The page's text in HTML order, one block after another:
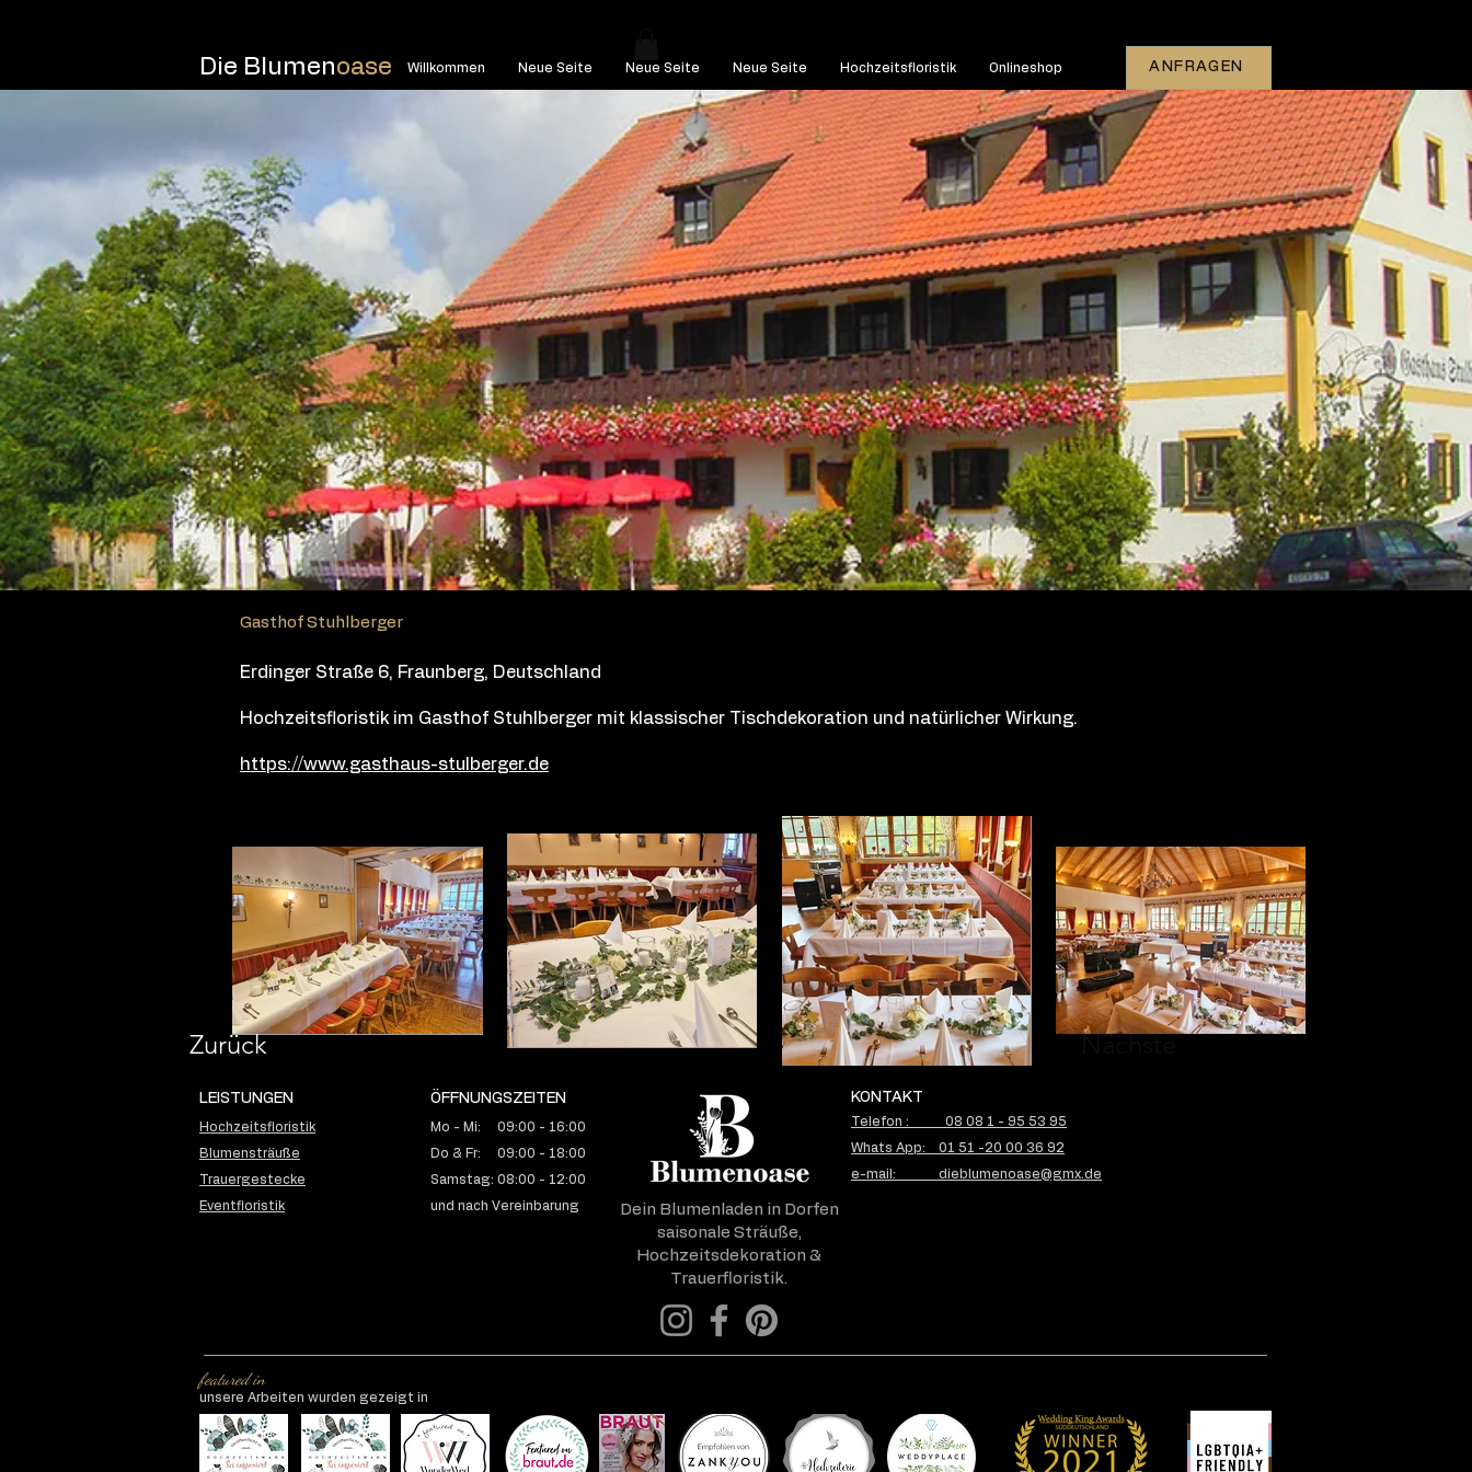
Die Blumenoase Willkommen Neue Seite Neue Seite Neue Seite Hochzeitsfloristik Onlineshop ANFRAGEN
Gasthof Stuhlberger
Erdinger Straße 6, Fraunberg, Deutschland
Hochzeitsfloristik im Gasthof Stuhlberger mit klassischer Tischdekoration und natürlicher Wirkung.
https://www.gasthaus-stulberger.de
Zurück Nächste
LEISTUNGEN
Hochzeitsfloristik
Blumensträuße
Trauergestecke
Eventfloristik
ÖFFNUNGSZEITEN
Mo - Mi: 09:00 - 16:00
Do & Fr: 09:00 - 18:00
Samstag: 08:00 - 12:00
und nach Vereinbarung
Dein Blumenladen in Dorfen
saisonale Sträuße,
Hochzeitsdekoration &
Trauerfloristik.
KONTAKT
Telefon : 08 08 1 - 95 53 95
Whats App: 01 51 -20 00 36 92
e-mail: dieblumenoase@gmx.de
featured in
unsere Arbeiten wurden gezeigt in